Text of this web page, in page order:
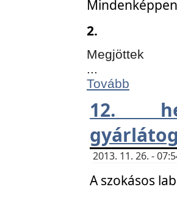
2.
Megjöttek
...
Tovább
12.
2013. 11. 26. -
A szokásos